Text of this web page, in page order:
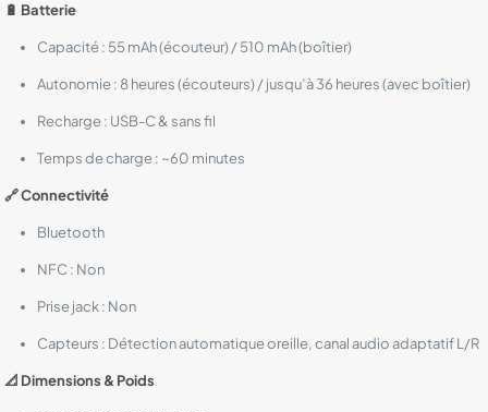
🔋 Batterie
Capacité : 55 mAh (écouteur) / 510 mAh (boîtier)
Autonomie : 8 heures (écouteurs) / jusqu’à 36 heures (avec boîtier)
Recharge : USB-C & sans fil
Temps de charge : ~60 minutes
🔗 Connectivité
Bluetooth
NFC : Non
Prise jack : Non
Capteurs : Détection automatique oreille, canal audio adaptatif L/R
📐 Dimensions & Poids